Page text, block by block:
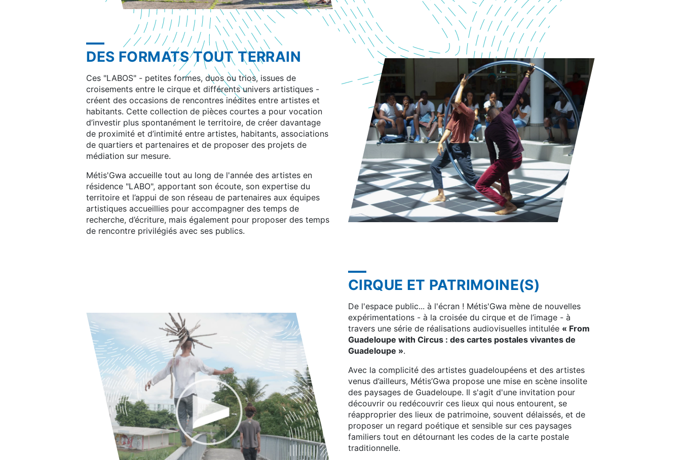
DES FORMATS TOUT TERRAIN
Ces "LABOS" - petites formes, duos ou trios, issues de
croisements entre le cirque et différents univers artistiques -
créent des occasions de rencontres inédites entre artistes et
habitants. Cette collection de pièces courtes a pour vocation
d’investir plus spontanément le territoire, de créer davantage
de proximité et d’intimité entre artistes, habitants, associations
de quartiers et partenaires et de proposer des projets de
médiation sur mesure.
Métis'Gwa accueille tout au long de l'année des artistes en
résidence "LABO", apportant son écoute, son expertise du
territoire et l’appui de son réseau de partenaires aux équipes
artistiques accueillies pour accompagner des temps de
recherche, d’écriture, mais également pour proposer des temps
de rencontre privilégiés avec ses publics.
CIRQUE ET PATRIMOINE(S)
De l'espace public... à l'écran ! Métis'Gwa mène de nouvelles
expérimentations - à la croisée du cirque et de l’image - à
travers une série de réalisations audiovisuelles intitulée « From
Guadeloupe with Circus : des cartes postales vivantes de
Guadeloupe ».
Avec la complicité des artistes guadeloupéens et des artistes
venus d’ailleurs, Métis’Gwa propose une mise en scène insolite
des paysages de Guadeloupe. Il s'agit d'une invitation pour
découvrir ou redécouvrir ces lieux qui nous entourent, se
réapproprier des lieux de patrimoine, souvent délaissés, et de
proposer un regard poétique et sensible sur ces paysages
familiers tout en détournant les codes de la carte postale
traditionnelle.